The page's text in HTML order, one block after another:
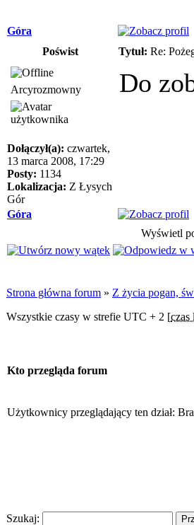
Góra
Poświst
Tytuł: Re:
Arcyrozmowny
Dołączył(a): czwartek,
13 marca 2008, 17:29
Posty: 1134
Lokalizacja: Z Łysych
Gór
Do
Góra
Wyświetl
Strona główna forum » Z życia pogan,
Wszystkie czasy w strefie UTC + 2 [czas
Kto przegląda forum
Użytkownicy przeglądający ten dział:
Szukaj: